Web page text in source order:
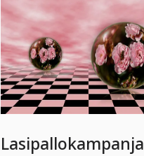
Lasipallokampanja